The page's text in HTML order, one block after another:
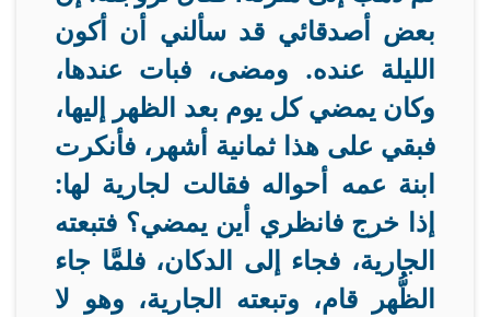
بعض أصدقائي قد سألني أن أكون
الليلة عنده. ومضى، فبات عندها،
وكان يمضي كل يوم بعد الظهر إليها،
فبقي على هذا ثمانية أشهر، فأنكرت
ابنة عمه أحواله فقالت لجارية لها:
إذا خرج فانظري أين يمضي؟ فتبعته
الجارية، فجاء إلى الدكان، فلمَّا جاء
الظُّهر قام، وتبعته الجارية، وهو لا